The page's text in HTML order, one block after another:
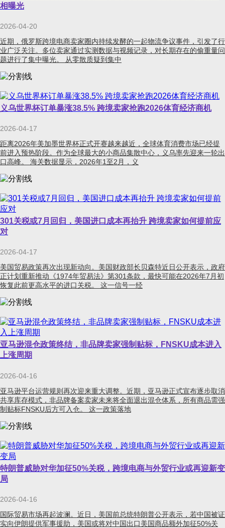
相曝光
2026-04-20
近期，俄罗斯跨境电商卖家圈内持续发酵的一起物流争议事件，引发了行
业广泛关注。多位卖家通过实测数据与视频记录，对长期存在的偷重量问
题进行了集中曝光。 从零散质疑到集中
义乌世界杯订单暴涨38.5% 跨境卖家抢跑2026体育经济商机
2026-04-17
距离2026年美加墨世界杯正式开赛越来越近，全球体育消费市场已经提
前进入预热阶段。作为全球最大的小商品集散中心，义乌率先迎来一轮出
口高峰。 海关数据显示，2026年1至2月，义
301关税或7月回归，美国进口成本再抬升 跨境卖家如何提前应
对
2026-04-17
美国贸易政策再次出现新动向。美国财政部长贝森特近日公开表示，政府
正计划重新推动《1974年贸易法》第301条款，最快可能在2026年7月初
恢复此前更高水平的进口关税。 这一信号一经
亚马逊混仓政策终结，非品牌卖家强制贴标，FNSKU成本进入
上涨周期
2026-04-16
亚马逊平台运营规则再次迎来重大调整。近期，亚马逊正式宣布逐步取消
共享库存模式，非品牌备案卖家未来将全面退出混仓体系，所有商品需强
制贴标FNSKU后方可入仓。 这一政策落地
特朗普威胁对华加征50%关税，跨境电商与外贸行业或再迎新变
局
2026-04-16
国际贸易市场再起波澜。近日，美国前总统特朗普公开表示，若中国被证
实向伊朗提供军事援助，美国或将对中国出口美国商品额外加征50%关